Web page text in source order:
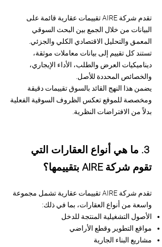
تقدم شركة AIRE تقييمات عقارية قائمة على
البيانات من خلال الجمع بين البحث السوقي
المعمق والتحليل الاقتصادي الكلي والجزئي.
تستند كل تقييم إلى بيانات معاملات موثقة،
ديناميكيات العرض والطلب، الأداء الإيجاري،
والخصائص المحددة للأصل.
يضمن هذا النهج القائد بالسوق تقييمات دقيقة
ومخصصة للموقع تعكس الظروف السوقية الفعلية
بدلاً من الافتراضات النظرية.
3. ما هي أنواع العقارات التي
تقوم شركة AIRE بتقييمها؟
تقدم شركة AIRE تقييمات عقارية تشمل مجموعة
واسعة من أنواع العقارات، بما في ذلك:
الأصول التشغيلية المنتجة للدخل
مواقع التطوير وقطع الأراضي
مشاريع البناء الجارية